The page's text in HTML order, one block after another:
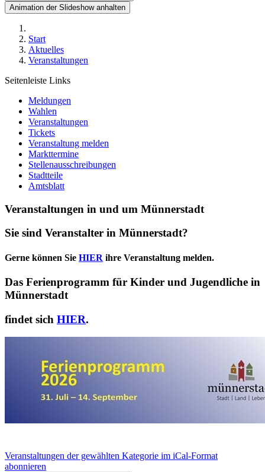
Animation der Slideshow anhalten
Start
Aktuelles
Veranstaltungen
Seitenleiste Links
Meldungen
Wahlen
Veranstaltungen
Tickets
Veranstaltung melden
Markttermine
Stellenausschreibungen
Stadtteile
Amtsblatt
Veranstaltungen in und um Münnerstadt
Sie sind Veranstalter in Münnerstadt?
Gerne können Sie HIER ihre Veranstaltung melden.
Das Ferienprogramm für Kinder und Jugendliche in
Münnerstadt
findet sich HIER.
Veranstaltungen der gewählten Kategorie im iCal-Format
abonnieren